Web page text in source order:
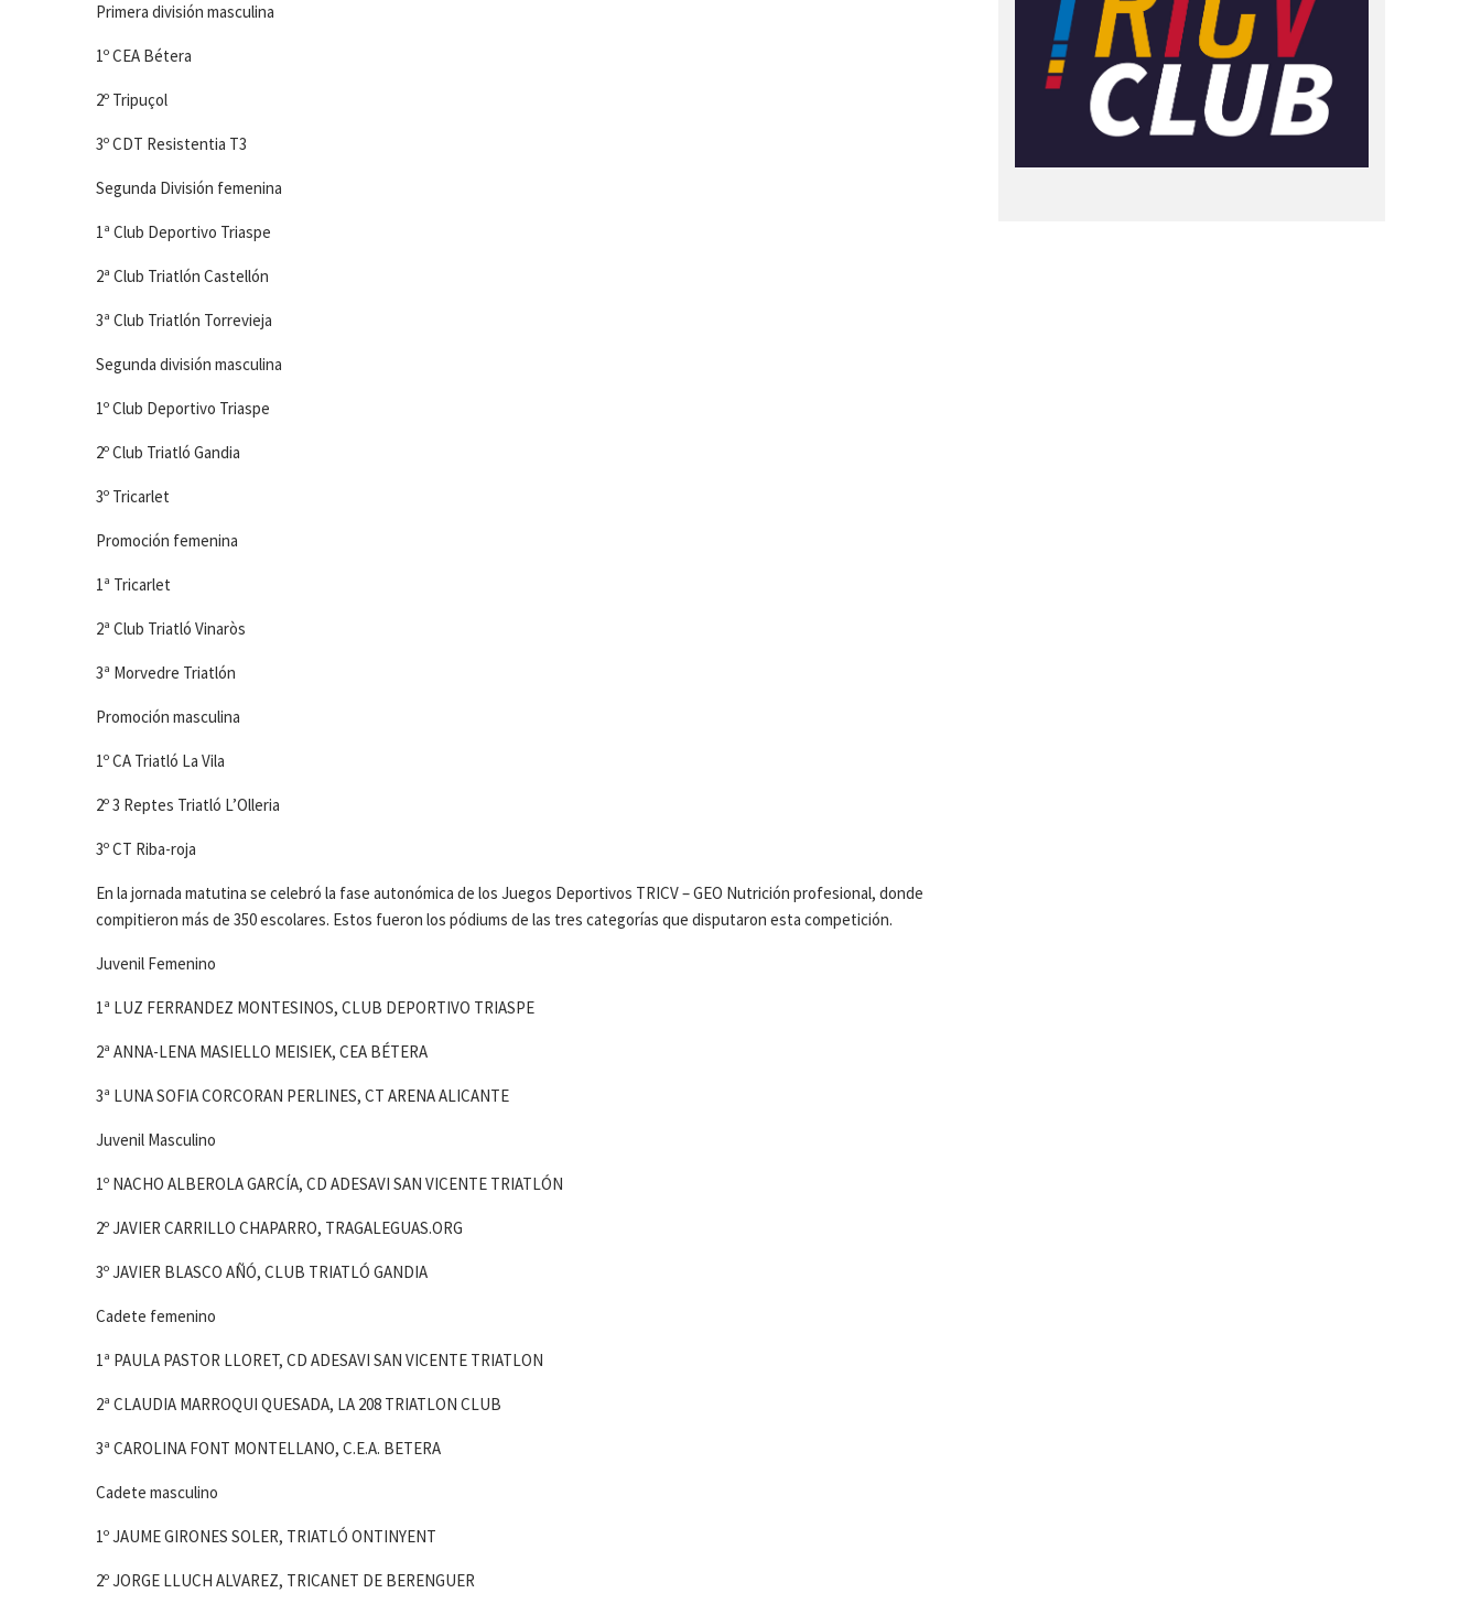
Primera división masculina
1º CEA Bétera
2º Tripuçol
3º CDT Resistentia T3
Segunda División femenina
1ª Club Deportivo Triaspe
2ª Club Triatlón Castellón
3ª Club Triatlón Torrevieja
Segunda división masculina
1º Club Deportivo Triaspe
2º Club Triatló Gandia
3º Tricarlet
Promoción femenina
1ª Tricarlet
2ª Club Triatló Vinaròs
3ª Morvedre Triatlón
Promoción masculina
1º CA Triatló La Vila
2º 3 Reptes Triatló L’Olleria
3º CT Riba-roja
En la jornada matutina se celebró la fase autonómica de los Juegos Deportivos TRICV – GEO Nutrición profesional, donde
compitieron más de 350 escolares. Estos fueron los pódiums de las tres categorías que disputaron esta competición.
Juvenil Femenino
1ª LUZ FERRANDEZ MONTESINOS, CLUB DEPORTIVO TRIASPE
2ª ANNA-LENA MASIELLO MEISIEK, CEA BÉTERA
3ª LUNA SOFIA CORCORAN PERLINES, CT ARENA ALICANTE
Juvenil Masculino
1º NACHO ALBEROLA GARCÍA, CD ADESAVI SAN VICENTE TRIATLÓN
2º JAVIER CARRILLO CHAPARRO, TRAGALEGUAS.ORG
3º JAVIER BLASCO AÑÓ, CLUB TRIATLÓ GANDIA
Cadete femenino
1ª PAULA PASTOR LLORET, CD ADESAVI SAN VICENTE TRIATLON
2ª CLAUDIA MARROQUI QUESADA, LA 208 TRIATLON CLUB
3ª CAROLINA FONT MONTELLANO, C.E.A. BETERA
Cadete masculino
1º JAUME GIRONES SOLER, TRIATLÓ ONTINYENT
2º JORGE LLUCH ALVAREZ, TRICANET DE BERENGUER